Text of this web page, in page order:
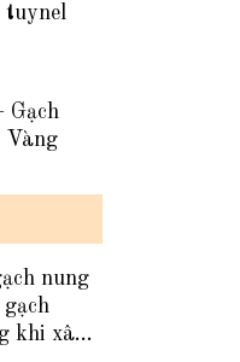
tuynel
Gạch
Vàng
nung
khi xây